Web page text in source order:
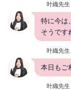
叶織先生
特に今は
そうです
叶織先生
本日もご
叶織先生